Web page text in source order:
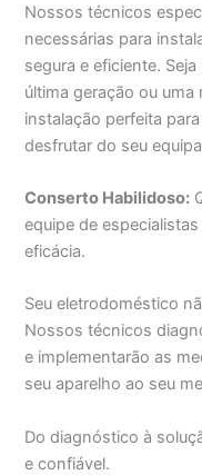
Nossos técnicos
necessárias para
segura e eficiente.
última geração ou uma
instalação perfeita
desfrutar do seu
Conserto Habilidoso:
equipe de
eficácia.
Seu eletrodoméstico
Nossos técnicos
e implementarão as
seu aparelho ao seu
Do diagnóstico à
e confiável.